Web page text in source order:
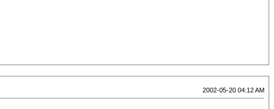
2002-05-20 04:12 AM